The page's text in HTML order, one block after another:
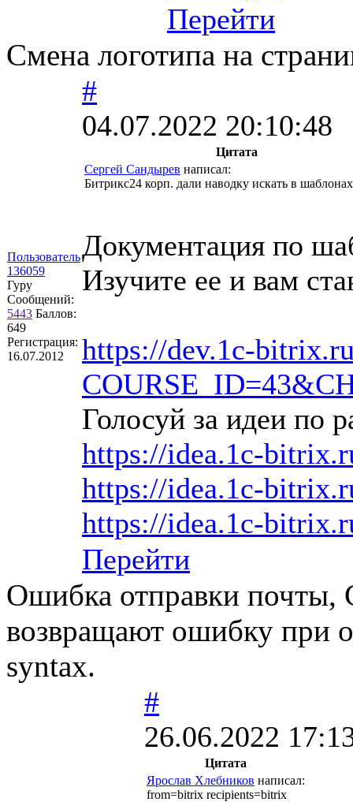
Перейти
Смена логотипа на
Пользователь
136059
Гуру
Сообщений:
5443 Баллов:
649
Регистрация:
16.07.2012
#
04.07.2022 20:10:48
Цитата
Сергей Сандырев написал:
Битрикс24 корп. дали наводку искать в
Документация по
Изучите ее и вам
https://dev.1c-
Голосуй за идеи по
https://idea.1c-
https://idea.1c-
https://idea.1c-
Перейти
Ошибка отправки почты,
возвращают ошибку при
syntax.
#
26.06.2022
Цитата
Ярослав Хлебников написал:
from=bitrix recipients=bitrix